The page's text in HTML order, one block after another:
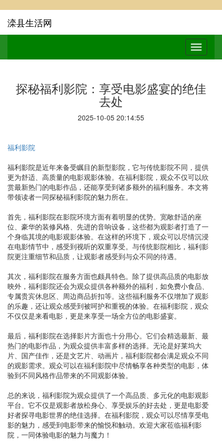
滦县生活网
探秘福利影院：享受电影盛宴的绝佳
去处
2025-10-05 20:14:55
福利影院
福利影院是近年来备受瞩目的新型影院，它与传统影院不同，提供
更为舒适、高质量的电影观影体验。在福利影院，观众不仅可以欣
赏最新热门的电影作品，还能享受到诸多额外的福利服务。本文将
带领读者一同探秘福利影院的魅力所在。
首先，福利影院在影院环境方面有着明显的优势。宽敞舒适的座
位、豪华的装修风格、先进的音响设备，这些都为观影者打造了一
个身临其境的电影观影体验。在这样的环境下，观众可以尽情沉浸
在电影情节中，感受到视听的双重享受。与传统影院相比，福利影
院更注重细节和品质，让观影者感受到与众不同的待遇。
其次，福利影院在服务方面也颇具特色。除了提供高品质的电影放
映外，福利影院还会为观众提供各种额外的福利，如免费小食品、
专属贵宾休息区、周边商品折扣等。这些福利服务不仅增加了观影
的乐趣，还让观众感受到被呵护和重视的体验。在福利影院，观众
不仅仅是来看电影，更是来享受一场全方位的电影盛宴。
最后，福利影院在选择影片方面也十分用心。它们会精选最新、最
热门的电影作品，为观众提供丰富多样的选择。无论是好莱坞大
片、国产佳作，还是文艺片、动画片，福利影院都会满足观众不同
的观影需求。观众可以在福利影院中尽情畅享各种类型的电影，体
验到不同风格作品带来的不同观影体验。
总的来说，福利影院为观众提供了一个高品质、多元化的电影观影
平台。它不仅是观影者放松身心、享受娱乐的好去处，更是电影爱
好者探寻电影世界的绝佳选择。在福利影院，观众可以尽情享受电
影的魅力，感受到电影带来的愉悦和触动。欢迎大家莅临福利影
院，一同体验电影的魅力与魔力！